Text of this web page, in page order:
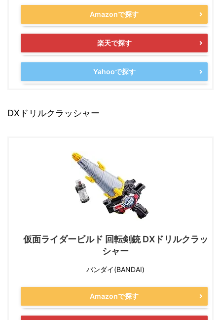
Amazonで探す
楽天で探す
Yahooで探す
DXドリルクラッシャー
仮面ライダービルド 回転剣銃 DXドリルクラッ
シャー
バンダイ(BANDAI)
Amazonで探す